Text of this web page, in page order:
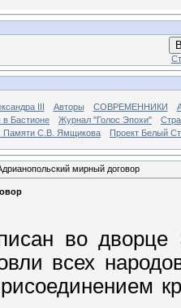
III Авторы СОВРЕМЕННИКИ
Бастионе Журнал "Голос Эпохи"
Памяти С.В. Ямщикова Проект Белый
мирный договор
во
всех